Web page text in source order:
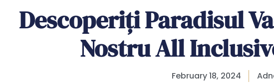
Descoperiți Paradisul
Nostru All
February 18, 2024